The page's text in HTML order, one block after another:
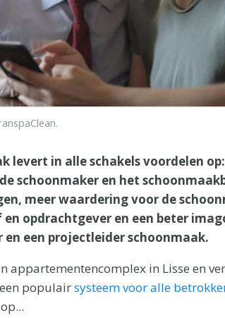
.
levert in alle schakels voordelen
schoonmaker en het
meer waardering voor de
opdrachtgever en een beter
een projectleider schoonmaak.
appartementencomplex in Lisse en
populairsysteem voor alle